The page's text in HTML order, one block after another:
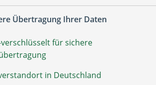
Übertragung Ihrer Daten
für sichere
in Deutschland